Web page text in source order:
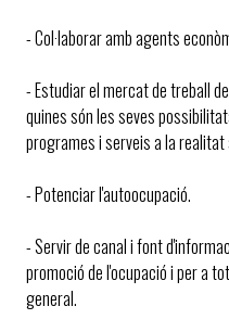
- Col·laborar amb agents
- Estudiar el mercat de treball
quines són les seves
programes i serveis a la
- Potenciar l'autoocupació.
- Servir de canal i font
promoció de l'ocupació i per a
general.